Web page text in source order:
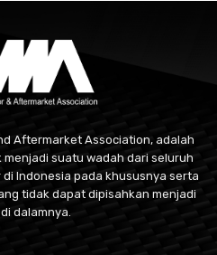
Aftermarket Association, adalah
suatu wadah dari seluruh
Indonesia pada khususnya serta
tidak dapat dipisahkan menjadi
dalamnya.